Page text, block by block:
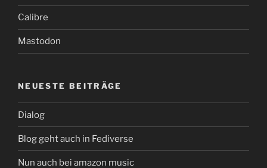
Calibre
Mastodon
NEUESTE BEITRÄGE
Dialog
Blog geht auch in Fediverse
Nun auch bei amazon music